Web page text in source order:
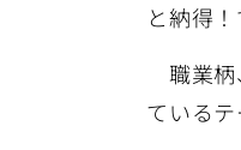
と納得！
職業柄
ている